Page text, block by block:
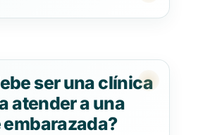
ser una clínica
atender a una